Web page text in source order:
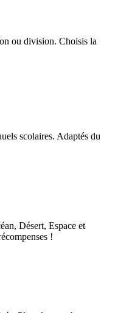
ou division. Choisis la
scolaires. Adaptés du
Désert, Espace et
!